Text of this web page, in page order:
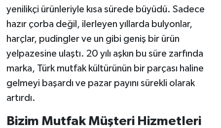
yenilikçi ürünleriyle kısa sürede büyüdü. Sadece
hazır çorba değil, ilerleyen yıllarda bulyonlar,
harçlar, pudingler ve un gibi geniş bir ürün
yelpazesine ulaştı. 20 yılı aşkın bu süre zarfında
marka, Türk mutfak kültürünün bir parçası haline
gelmeyi başardı ve pazar payını sürekli olarak
artırdı.
Bizim Mutfak Müşteri Hizmetleri